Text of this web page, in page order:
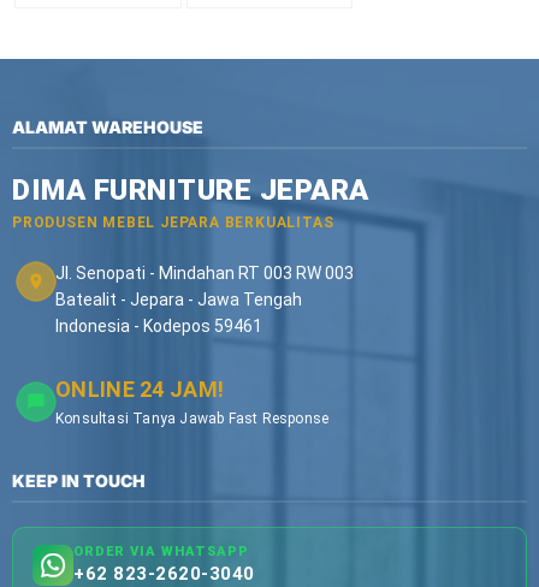
ALAMAT WAREHOUSE
DIMA FURNITURE JEPARA
PRODUSEN MEBEL JEPARA BERKUALITAS
Jl. Senopati - Mindahan RT 003 RW 003
Batealit - Jepara - Jawa Tengah
Indonesia - Kodepos 59461
ONLINE 24 JAM!
Konsultasi Tanya Jawab Fast Response
KEEP IN TOUCH
ORDER VIA WHATSAPP
+62 823-2620-3040